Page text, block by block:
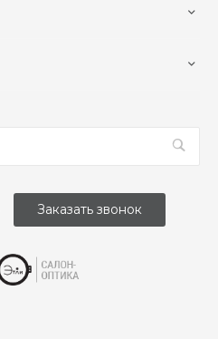
Заказать звонок